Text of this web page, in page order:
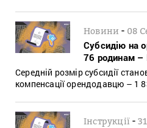
Новини - 08
Субсидію на
76 родинам –
Середній розмір субсидії
компенсації орендодавцю – 1
Інструкції -